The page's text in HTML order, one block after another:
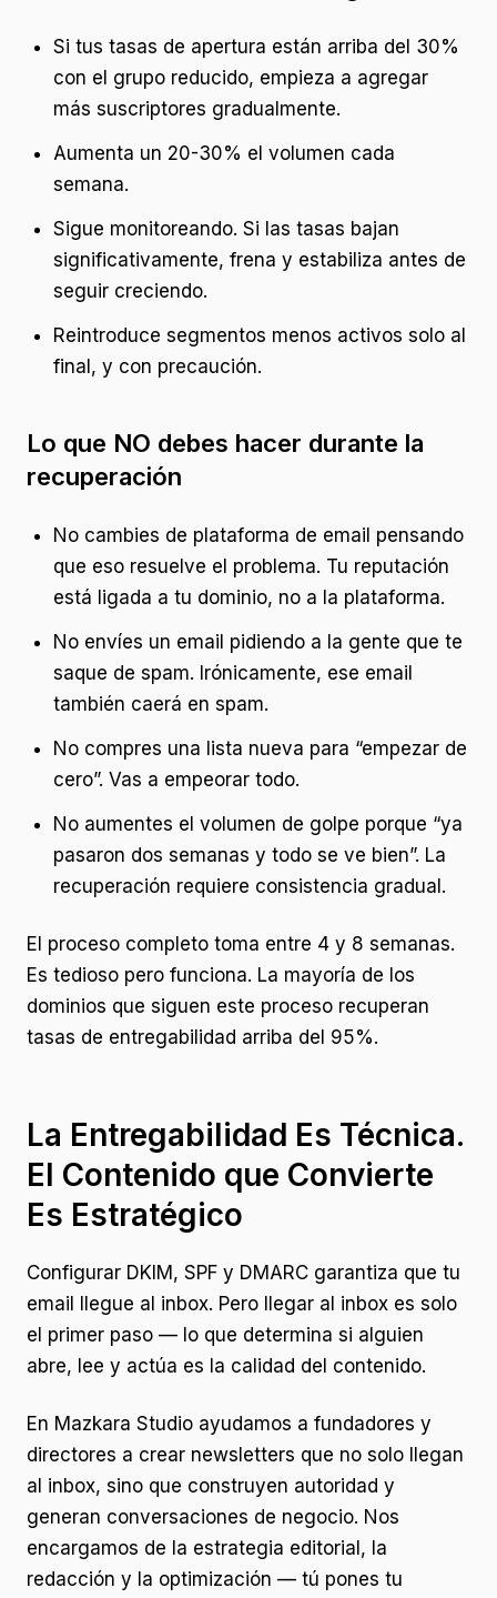
Si tus tasas de apertura están arriba del 30%
con el grupo reducido, empieza a agregar
más suscriptores gradualmente.
Aumenta un 20-30% el volumen cada
semana.
Sigue monitoreando. Si las tasas bajan
significativamente, frena y estabiliza antes de
seguir creciendo.
Reintroduce segmentos menos activos solo al
final, y con precaución.
Lo que NO debes hacer durante la
recuperación
No cambies de plataforma de email pensando
que eso resuelve el problema. Tu reputación
está ligada a tu dominio, no a la plataforma.
No envíes un email pidiendo a la gente que te
saque de spam. Irónicamente, ese email
también caerá en spam.
No compres una lista nueva para “empezar de
cero”. Vas a empeorar todo.
No aumentes el volumen de golpe porque “ya
pasaron dos semanas y todo se ve bien”. La
recuperación requiere consistencia gradual.
El proceso completo toma entre 4 y 8 semanas.
Es tedioso pero funciona. La mayoría de los
dominios que siguen este proceso recuperan
tasas de entregabilidad arriba del 95%.
La Entregabilidad Es Técnica.
El Contenido que Convierte
Es Estratégico
Configurar DKIM, SPF y DMARC garantiza que tu
email llegue al inbox. Pero llegar al inbox es solo
el primer paso — lo que determina si alguien
abre, lee y actúa es la calidad del contenido.
En Mazkara Studio ayudamos a fundadores y
directores a crear newsletters que no solo llegan
al inbox, sino que construyen autoridad y
generan conversaciones de negocio. Nos
encargamos de la estrategia editorial, la
redacción y la optimización — tú pones tu